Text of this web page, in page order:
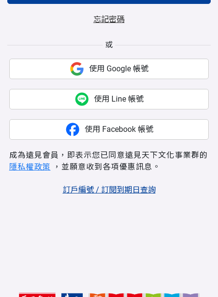
忘記密碼
或
使用 Google 帳號
使用 Line 帳號
使用 Facebook 帳號
成為遠見會員，即表示您已同意遠見天下文化事業群的
隱私權政策 ，並願意收到各項優惠訊息。
訂戶編號 / 訂閱到期日查詢